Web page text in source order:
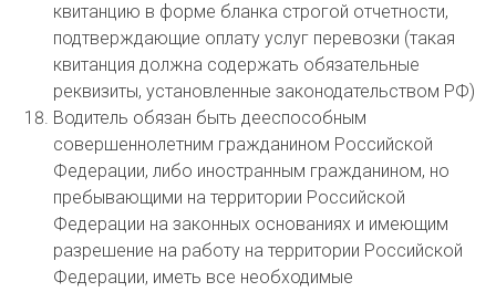
квитанцию в форме бланка строгой отчетности,
подтверждающие оплату услуг перевозки (такая
квитанция должна содержать обязательные
реквизиты, установленные законодательством РФ)
Водитель обязан быть дееспособным
совершеннолетним гражданином Российской
Федерации, либо иностранным гражданином, но
пребывающими на территории Российской
Федерации на законных основаниях и имеющим
разрешение на работу на территории Российской
Федерации, иметь все необходимые